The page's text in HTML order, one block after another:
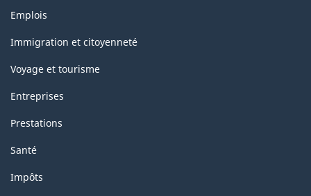
Thèmes
sujets
Emplois
Immigration et citoyenneté
Voyage et tourisme
Entreprises
Prestations
Santé
Impôts